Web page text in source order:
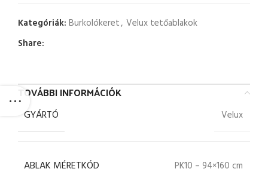
Kategóriák: Burkolókeret, Velux tetőablakok
Share:
TOVÁBBI INFORMÁCIÓK
GYÁRTÓ Velux
ABLAK MÉRETKÓD PK10 – 94×160 cm